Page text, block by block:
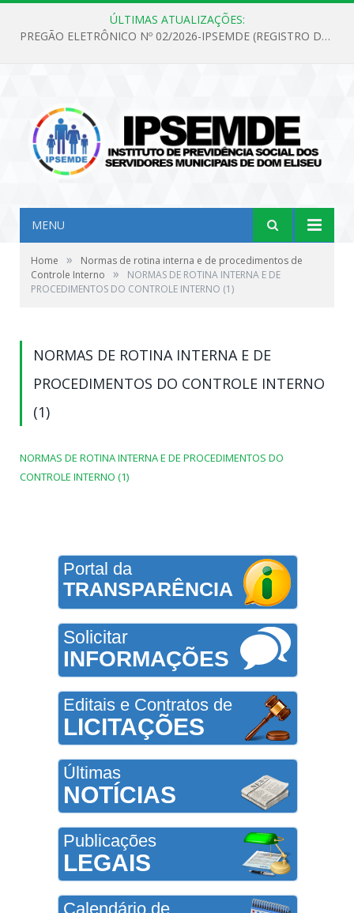
ÚLTIMAS ATUALIZAÇÕES:
PREGÃO ELETRÔNICO Nº 02/2026-IPSEMDE (REGISTRO DE PREÇOS PARA FUTURA E EVENTUAL AQUISIÇÃO DE MATERIAL DE LIMPEZA E GÊNEROS ALIMENTÍCIOS PARA ATENDER AS NECESSIDADES DO INSTITUTO DE PREVIDÊNCIA SOCIAL DOS SERVIDORES MUNICIPAIS DE DOM ELISEU.)
MENU
Home »
Normas de rotina interna e de procedimentos de
Controle Interno
»
NORMAS DE ROTINA INTERNA E DE
PROCEDIMENTOS DO CONTROLE INTERNO (1)
NORMAS DE ROTINA INTERNA E DE
PROCEDIMENTOS DO CONTROLE INTERNO
(1)
NORMAS DE ROTINA INTERNA E DE PROCEDIMENTOS DO
CONTROLE INTERNO (1)
Portal da
TRANSPARÊNCIA
Solicitar
INFORMAÇÕES
Editais e Contratos de
LICITAÇÕES
Últimas
NOTÍCIAS
Publicações
LEGAIS
Calendário de